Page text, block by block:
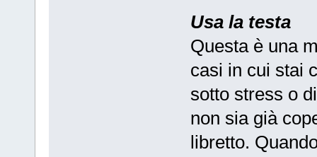
Usa la testa
Questa è una
casi in cui stai
sotto stress o
non sia già
libretto.